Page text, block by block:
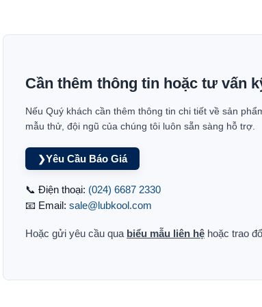
Cần thêm thông tin hoặc tư vấn
Nếu Quý khách cần thêm thông tin chi tiết về sản
mẫu thử, đội ngũ của chúng tôi luôn sẵn sàng hỗ trợ.
❯Yêu Cầu Báo Giá
📞 Điện thoại: (024) 6687 2330
📧 Email: sale@lubkool.com
Hoặc gửi yêu cầu qua biểu mẫu liên hệ hoặc trao